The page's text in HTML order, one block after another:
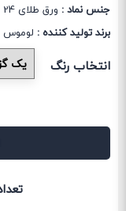
جنس نماد : ورق طلای 24 عیار
برند تولید کننده : لوموس
انتخاب رنگ